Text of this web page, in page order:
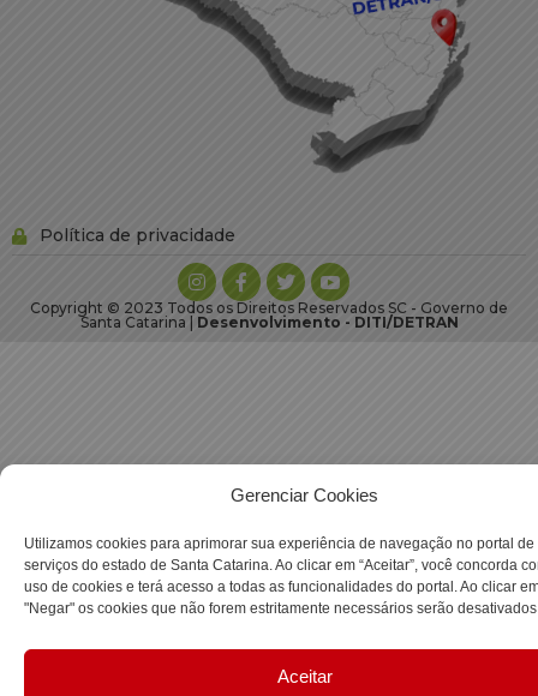
Gerenciar Cookies
Utilizamos cookies para aprimorar sua experiência de navegação no portal de
serviços do estado de Santa Catarina. Ao clicar em “Aceitar”, você concorda
uso de cookies e terá acesso a todas as funcionalidades do portal. Ao clicar
"Negar" os cookies que não forem estritamente necessários serão
Aceitar
Política de privacidade
Copyright © 2023 Todos os Direitos Reservados SC - Governo de
Santa Catarina | Desenvolvimento - DITI/DETRAN